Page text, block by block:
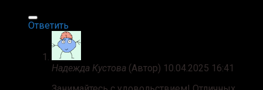
Ответить
Надежда Кустова (Автор) 10.04.2025 16:41